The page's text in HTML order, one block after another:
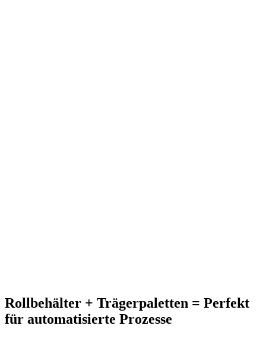
Rollbehälter + Trägerpaletten = Perfekt
für automatisierte Prozesse